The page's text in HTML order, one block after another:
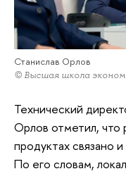
Станислав Орлов
© Высшая школа
Технический
Орлов отметил, что
продуктах связано
По его словам,